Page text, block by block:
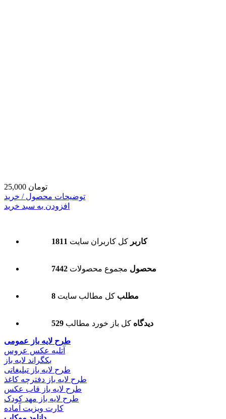
25,000 تومان
توضیحات محصول / خرید
افزودن به سبد خرید
1811 کاربر کل کاربران سایت
7442 محصول مجموع محصولات
8 مطلب کل مطالب سایت
529 دیدگاه کل باز خورد مطالب
طرح لایه باز عمومی
آتلیه عکس عروس
بکگراند لایه باز
طرح لایه باز تبلیغاتی
طرح لایه باز دفترچه کاغذ
طرح لایه باز قاب عکس
طرح لایه باز مهد کودک
کارت ویزیت آماده